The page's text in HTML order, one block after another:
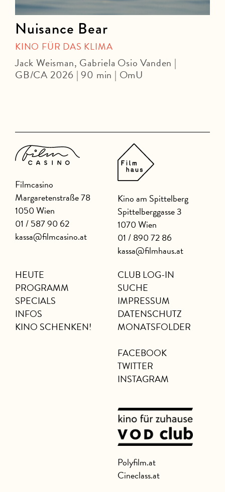
Nuisance Bear
KINO FÜR DAS KLIMA
Jack Weisman, Gabriela Osio Vanden |
GB/CA 2026 | 90 min | OmU
Filmcasino
Margaretenstraße 78
1050 Wien
01 / 587 90 62
kassa@filmcasino.at
Kino am Spittelberg
Spittelberggasse 3
1070 Wien
01 / 890 72 86
kassa@filmhaus.at
HEUTE
PROGRAMM
SPECIALS
INFOS
KINO SCHENKEN!
CLUB LOG-IN
SUCHE
IMPRESSUM
DATENSCHUTZ
MONATSFOLDER
FACEBOOK
TWITTER
INSTAGRAM
Polyfilm.at
Cineclass.at